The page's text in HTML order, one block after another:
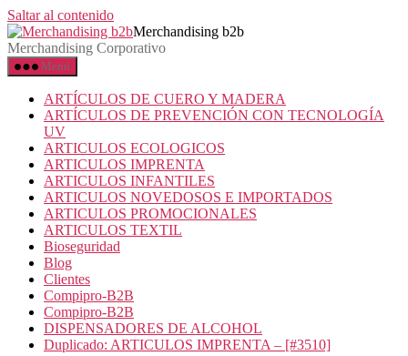
Saltar al contenido
Merchandising b2b
Merchandising Corporativo
Menú
ARTÍCULOS DE CUERO Y MADERA
ARTÍCULOS DE PREVENCIÓN CON TECNOLOGÍA
UV
ARTICULOS ECOLOGICOS
ARTICULOS IMPRENTA
ARTICULOS INFANTILES
ARTICULOS NOVEDOSOS E IMPORTADOS
ARTICULOS PROMOCIONALES
ARTICULOS TEXTIL
Bioseguridad
Blog
Clientes
Compipro-B2B
Compipro-B2B
DISPENSADORES DE ALCOHOL
Duplicado: ARTICULOS IMPRENTA – [#3510]